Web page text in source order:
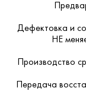
Дефектовка и
НЕ
Производство
Передача